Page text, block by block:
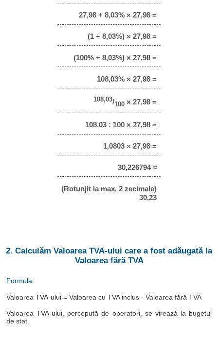
27,98 + 8,03% × 27,98 =
(1 + 8,03%) × 27,98 =
(100% + 8,03%) × 27,98 =
108,03% × 27,98 =
108,03/100 × 27,98 =
108,03 : 100 × 27,98 =
1,0803 × 27,98 =
30,226794 ≈
(Rotunjit la max. 2 zecimale)
30,23
2. Calculăm Valoarea TVA-ului care a fost adăugată la
Valoarea fără TVA
Formula:
Valoarea TVA-ului = Valoarea cu TVA inclus - Valoarea fără TVA
Valoarea TVA-ului, percepută de operatori, se virează la bugetul
de stat.